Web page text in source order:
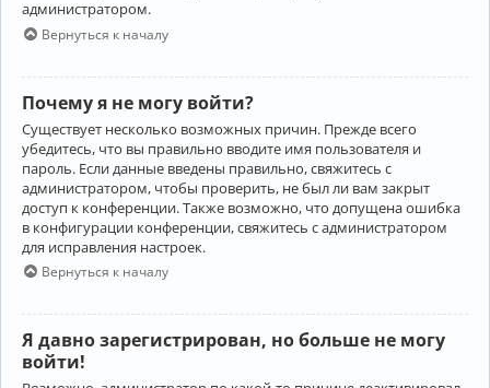
администратором.
Вернуться к началу
Почему я не могу войти?
Существует несколько возможных причин. Прежде всего
убедитесь, что вы правильно вводите имя пользователя и
пароль. Если данные введены правильно, свяжитесь с
администратором, чтобы проверить, не был ли вам закрыт
доступ к конференции. Также возможно, что допущена ошибка
в конфигурации конференции, свяжитесь с администратором
для исправления настроек.
Вернуться к началу
Я давно зарегистрирован, но больше не могу
войти!